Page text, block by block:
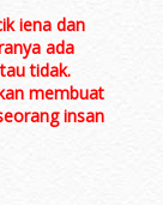
iena dan
ada
tidak.
membuat
insan